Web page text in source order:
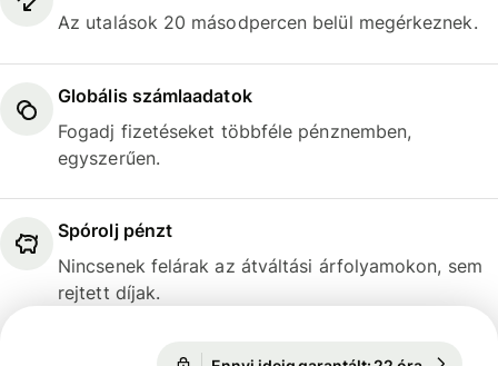
Az utalások 20 másodpercen belül megérkeznek.
Globális számlaadatok
Fogadj fizetéseket többféle pénznemben,
egyszerűen.
Spórolj pénzt
Nincsenek felárak az átváltási árfolyamokon, sem
rejtett díjak.